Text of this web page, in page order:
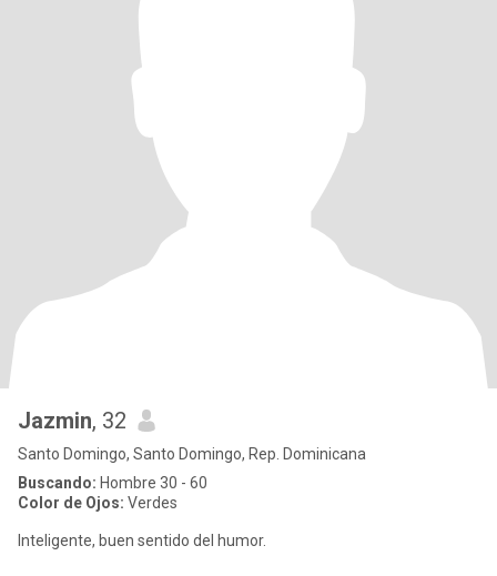
Jazmin, 32
Santo Domingo, Santo Domingo, Rep. Dominicana
Buscando: Hombre 30 - 60
Color de Ojos: Verdes
Inteligente, buen sentido del humor.